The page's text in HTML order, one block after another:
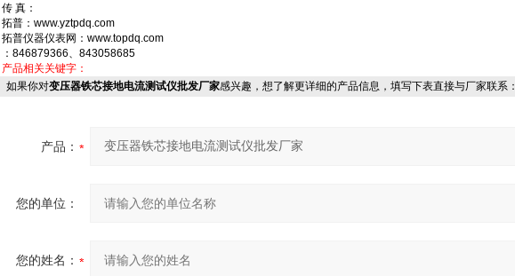
传 真：
拓普：www.yztpdq.com
拓普仪器仪表网：www.topdq.com
：846879366、843058685
产品相关关键字：
如果你对变压器铁芯接地电流测试仪批发厂家感兴趣，想了解更详细的产品信息，填写下表直接与厂家联系：
产品：
您的单位：
您的姓名：